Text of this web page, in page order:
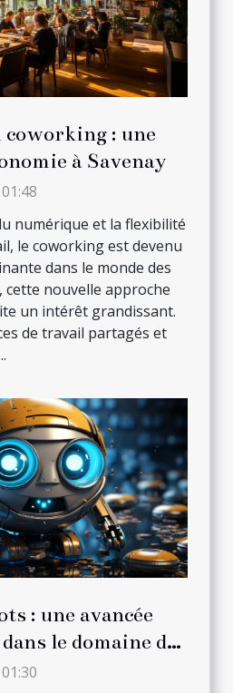
coworking : une
à Savenay
numérique et la flexibilité
le coworking est devenu
dans le monde des
cette nouvelle approche
un intérêt grandissant.
de travail partagés et
: une avancée
le domaine du
tech